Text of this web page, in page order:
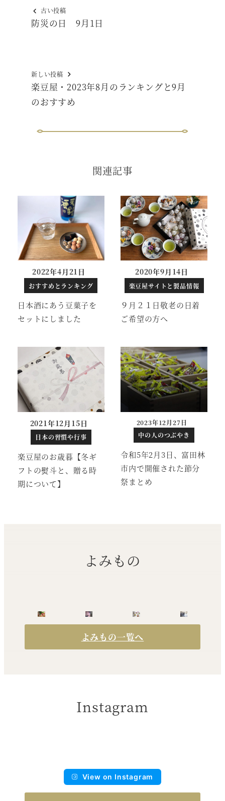
古い投稿
防災の日 9月1日
新しい投稿
楽豆屋・2023年8月のランキングと9月
のおすすめ
関連記事
日本酒にあう豆菓子を
セットにしました
投稿日
2022年4月21日
おすすめとランキング
９月２１日敬老の日着
ご希望の方へ
投稿日
2020年9月14日
楽豆屋サイトと製品情報
楽豆屋のお歳暮【冬ギ
フトの熨斗と、贈る時
期について】
投稿日
2021年12月15日
日本の習慣や行事
令和5年2月3日、富田林
市内で開催された節分
祭まとめ
2023年12月27日
中の人のつぶやき
よみもの
よみもの一覧へ
Instagram
View on Instagram